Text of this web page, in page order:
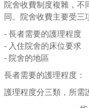
院舍收費制度複雜，不
同。院舍收費主要受三
- 長者需要的護理程度
- 入住院舍的床位要求
- 院舍的地區
長者需要的護理程度：
護理程度分三類，所需